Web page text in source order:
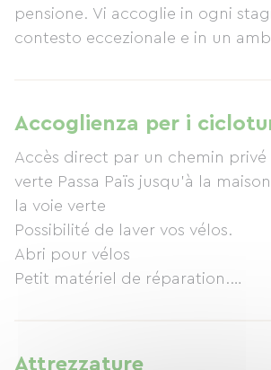
pensione. Vi accoglie in ogni
contesto eccezionale e in un
questo rifugio di pace delizierà
tranquillità, gli amanti della
escursionisti. Nabat le Haut è il
partenza ideale per esplorare la
magnifica regione. Scoprirete
incontaminata, il suo sottobosco
numerosi sentieri escursionistici a
percorrenza che la circondano.
costeggia la proprietà. L'accesso
Accoglienza per i
Accès direct par un chemin privé
verte Passa Païs jusqu'à la
la voie verte
Possibilité de laver vos vélos.
Abri pour vélos
Petit matériel de réparation.
Attrezzature